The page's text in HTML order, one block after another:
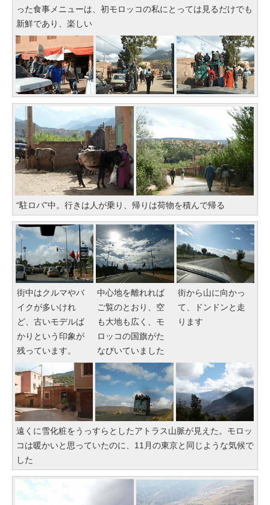
った食事メニューは、初モロッコの私にとっては見るだけでも
新鮮であり、楽しい
“駐ロバ”中。行きは人が乗り、帰りは荷物を積んで帰る
街中はクルマやバ
イクが多いけれ
ど、古いモデルば
かりという印象が
残っています。
中心地を離れれば
ご覧のとおり、空
も大地も広く、モ
ロッコの国旗がた
なびいていました
街から山に向かっ
て、ドンドンと走
ります
遠くに雪化粧をうっすらとしたアトラス山脈が見えた。モロッ
コは暖かいと思っていたのに、11月の東京と同じような気候で
した